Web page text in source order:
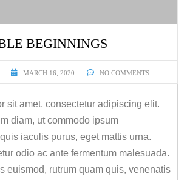
BEGINNINGS
MARCH 16, 2020 NO COMMENTS
sit amet, consectetur adipiscing elit.
diam, ut commodo ipsum
iaculis purus, eget mattis urna.
odio ac ante fermentum malesuada.
euismod, rutrum quam quis, venenatis